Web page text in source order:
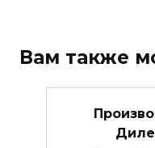
Вам также